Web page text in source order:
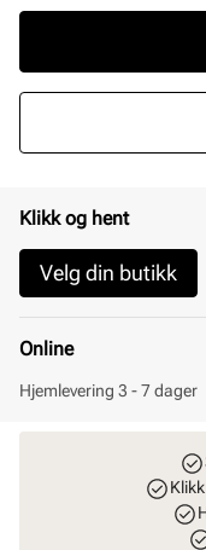
Klikk og hent
Velg din butikk
Online
Hjemlevering 3 - 7 dager